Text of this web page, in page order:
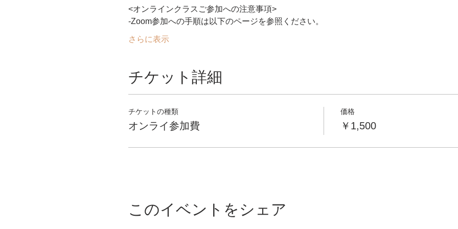
<オンラインクラスご参加への注意事項>
-Zoom参加への手順は以下のページを参照ください。
さらに表示
チケット詳細
チケットの種類
オンライ参加費
価格
￥1,500
このイベントをシェア